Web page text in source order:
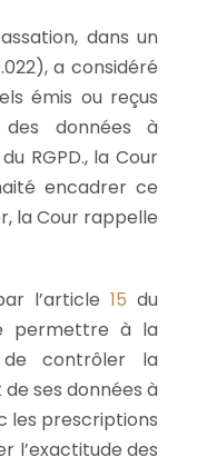
dans un
a considéré
émis ou reçus
données à
RGPD., la Cour
encadrer ce
la Cour rappelle
l’article 15 du
permettre à la
de contrôler la
ses données à
les prescriptions
l’exactitude des